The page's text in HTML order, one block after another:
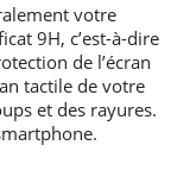
votre
9H, c’est-à-dire
de l’écran
tactile de votre
et des rayures.